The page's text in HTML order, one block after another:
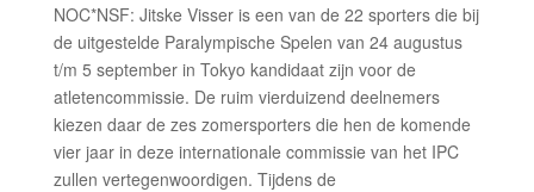
NOC*NSF: Jitske Visser is een van de 22 sporters die bij
de uitgestelde Paralympische Spelen van 24 augustus
t/m 5 september in Tokyo kandidaat zijn voor de
atletencommissie. De ruim vierduizend deelnemers
kiezen daar de zes zomersporters die hen de komende
vier jaar in deze internationale commissie van het IPC
zullen vertegenwoordigen. Tijdens de